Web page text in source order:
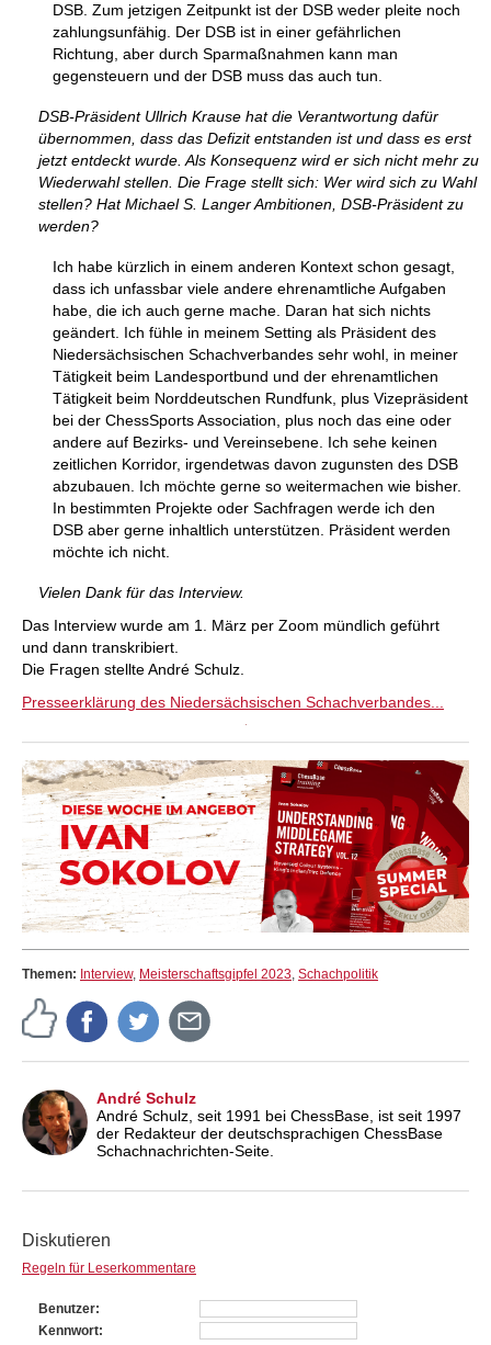
DSB. Zum jetzigen Zeitpunkt ist der DSB weder pleite noch
zahlungsunfähig. Der DSB ist in einer gefährlichen
Richtung, aber durch Sparmaßnahmen kann man
gegensteuern und der DSB muss das auch tun.
DSB-Präsident Ullrich Krause hat die Verantwortung dafür
übernommen, dass das Defizit entstanden ist und dass es erst
jetzt entdeckt wurde. Als Konsequenz wird er sich nicht mehr zu
Wiederwahl stellen. Die Frage stellt sich: Wer wird sich zu Wahl
stellen? Hat Michael S. Langer Ambitionen, DSB-Präsident zu
werden?
Ich habe kürzlich in einem anderen Kontext schon gesagt,
dass ich unfassbar viele andere ehrenamtliche Aufgaben
habe, die ich auch gerne mache. Daran hat sich nichts
geändert. Ich fühle in meinem Setting als Präsident des
Niedersächsischen Schachverbandes sehr wohl, in meiner
Tätigkeit beim Landesportbund und der ehrenamtlichen
Tätigkeit beim Norddeutschen Rundfunk, plus Vizepräsident
bei der ChessSports Association, plus noch das eine oder
andere auf Bezirks- und Vereinsebene. Ich sehe keinen
zeitlichen Korridor, irgendetwas davon zugunsten des DSB
abzubauen. Ich möchte gerne so weitermachen wie bisher.
In bestimmten Projekte oder Sachfragen werde ich den
DSB aber gerne inhaltlich unterstützen. Präsident werden
möchte ich nicht.
Vielen Dank für das Interview.
Das Interview wurde am 1. März per Zoom mündlich geführt
und dann transkribiert.
Die Fragen stellte André Schulz.
Presseerklärung des Niedersächsischen Schachverbandes...
Themen: Interview, Meisterschaftsgipfel 2023 Schachpolitik
André Schulz
André Schulz, seit 1991 bei ChessBase, ist seit 1997
der Redakteur der deutschsprachigen ChessBase
Schachnachrichten-Seite.
Diskutieren
Regeln für Leserkommentare
Benutzer
Kennwort